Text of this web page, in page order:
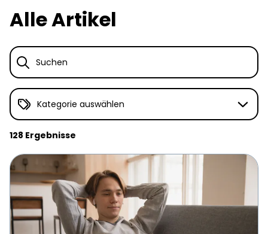
Alle Artikel
Suchen
Kategorie auswählen
128 Ergebnisse